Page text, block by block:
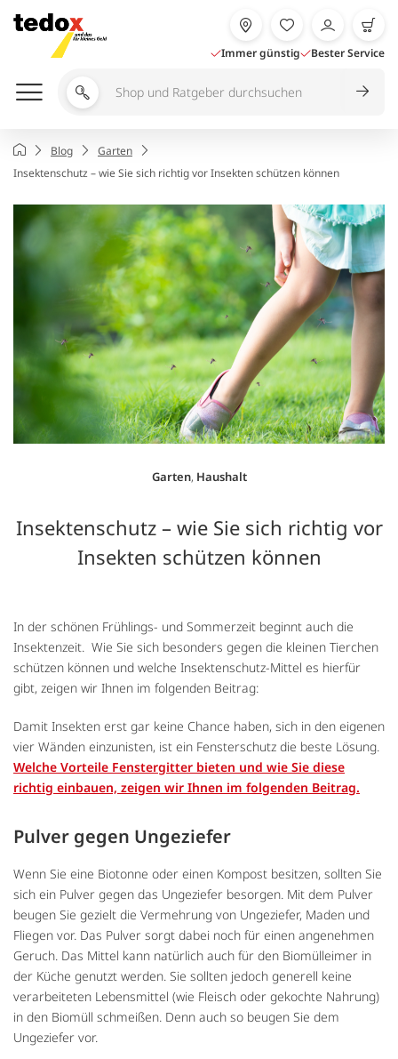
Inhalt
springen
Immer günstig Bester Service
Shop
Ratgeber
durchsuchen
Startseite
Blog
Garten
Insektenschutz – wie Sie sich richtig vor Insekten schützen können
Garten, Haushalt
Insektenschutz – wie Sie sich richtig vor
Insekten schützen können
In der schönen Frühlings- und Sommerzeit beginnt auch die
Insektenzeit. Wie Sie sich besonders gegen die kleinen Tierchen
schützen können und welche Insektenschutz-Mittel es hierfür
gibt, zeigen wir Ihnen im folgenden Beitrag:
Damit Insekten erst gar keine Chance haben, sich in den eigenen
vier Wänden einzunisten, ist ein Fensterschutz die beste Lösung.
Welche Vorteile Fenstergitter bieten und wie Sie diese
richtig einbauen, zeigen wir Ihnen im folgenden Beitrag.
Pulver gegen Ungeziefer
Wenn Sie eine Biotonne oder einen Kompost besitzen, sollten Sie
sich ein Pulver gegen das Ungeziefer besorgen. Mit dem Pulver
beugen Sie gezielt die Vermehrung von Ungeziefer, Maden und
Fliegen vor. Das Pulver sorgt dabei noch für einen angenehmen
Geruch. Das Mittel kann natürlich auch für den Biomülleimer in
der Küche genutzt werden. Sie sollten jedoch generell keine
verarbeiteten Lebensmittel (wie Fleisch oder gekochte Nahrung)
in den Biomüll schmeißen. Denn auch so beugen Sie dem
Ungeziefer vor.